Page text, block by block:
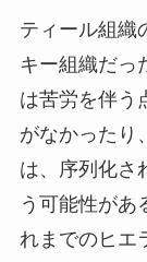
ティール組織
キー組織だっ
は苦労を伴う
がなかったり
は、序列化さ
う可能性があ
れまでのヒエ